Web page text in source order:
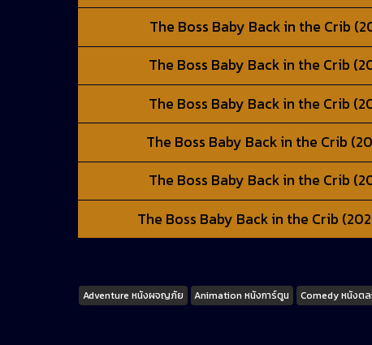
The Boss Baby Back in the Crib
The Boss Baby Back in the Crib
The Boss Baby Back in the Crib
The Boss Baby Back in the Crib
The Boss Baby Back in the Crib
The Boss Baby Back in the Crib
Tags
Adventure หนังผจญภัย Animation หนังการ์ตูน Comedy หนังต